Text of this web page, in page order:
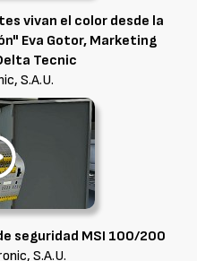
vivan el color desde la
Eva Gotor, Marketing
Tecnic
S.A.U.
seguridad MSI 100/200
S.A.U.